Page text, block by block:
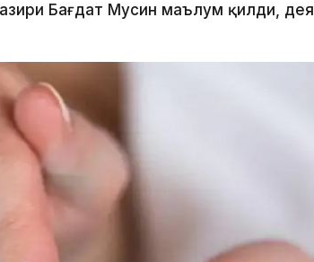
Бағдат Мусин маълум қилди, дея